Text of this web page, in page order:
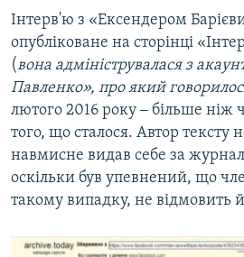
Інтерв'ю з «Ексендером
опубліковане на сторінці
(вона адмініструвалася з
Павленко», про який
лютого 2016 року ‒ більше ніж
того, що сталося. Автор тексту
навмисне видав себе за
оскільки був упевнений, що
такому випадку, не відмовить